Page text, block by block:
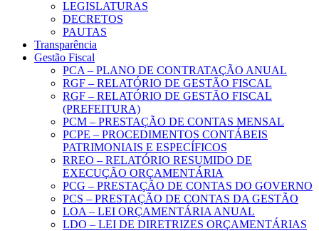
LEGISLATURAS
DECRETOS
PAUTAS
Transparência
Gestão Fiscal
PCA – PLANO DE CONTRATAÇÃO ANUAL
RGF – RELATÓRIO DE GESTÃO FISCAL
RGF – RELATÓRIO DE GESTÃO FISCAL
(PREFEITURA)
PCM – PRESTAÇÃO DE CONTAS MENSAL
PCPE – PROCEDIMENTOS CONTÁBEIS
PATRIMONIAIS E ESPECÍFICOS
RREO – RELATÓRIO RESUMIDO DE
EXECUÇÃO ORÇAMENTÁRIA
PCG – PRESTAÇÃO DE CONTAS DO GOVERNO
PCS – PRESTAÇÃO DE CONTAS DA GESTÃO
LOA – LEI ORÇAMENTÁRIA ANUAL
LDO – LEI DE DIRETRIZES ORÇAMENTÁRIAS